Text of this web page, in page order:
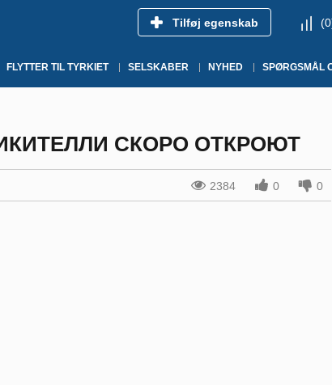
Tilføj egenskab (0
FLYTTER TIL TYRKIET SELSKABER NYHED SPØRGSMÅL
СКОРО ОТКРОЮТ
2384 0 0